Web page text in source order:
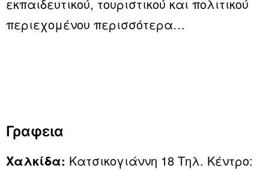
εκπαιδευτικού, τουριστικού και πολιτικού
περιεχομένου περισσότερα…
Γραφεια
Χαλκίδα: Κατσικογιάννη 18 Τηλ. Κέντρο: